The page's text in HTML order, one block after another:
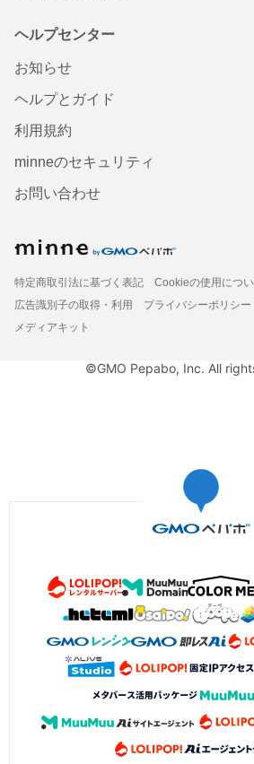
ヘルプセンター
お知らせ
ヘルプとガイド
利用規約
minneのセキュリティ
お問い合わせ
特定商取引法に基づく表記
Cookieの使用につ
広告識別子の取得・利用
プライバシーポリシー
メディアキット
©GMO Pepabo, Inc. All